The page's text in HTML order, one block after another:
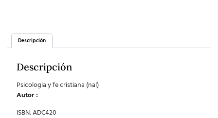
Descripción
Descripción
Psicologia y fe cristiana (nal)
Autor :
ISBN: ADC420